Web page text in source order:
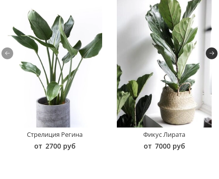
Стрелиция Регина
от 2700 руб
Фикус Лирата
от 7000 руб